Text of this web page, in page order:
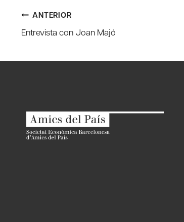
Navegación
de
entradas
ANTERIOR
Entrevista con Joan Majó